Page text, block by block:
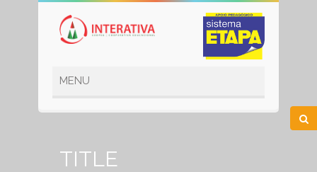
TITLE